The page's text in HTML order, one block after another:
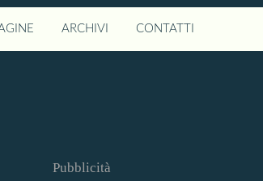
ARCHIVI CONTATTI
Pubblicità